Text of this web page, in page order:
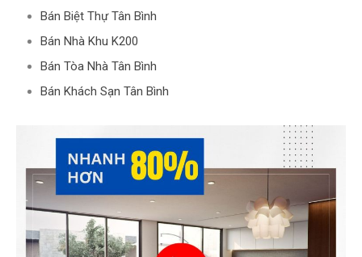
Bán Biệt Thự Tân Bình
Bán Nhà Khu K200
Bán Tòa Nhà Tân Bình
Bán Khách Sạn Tân Bình